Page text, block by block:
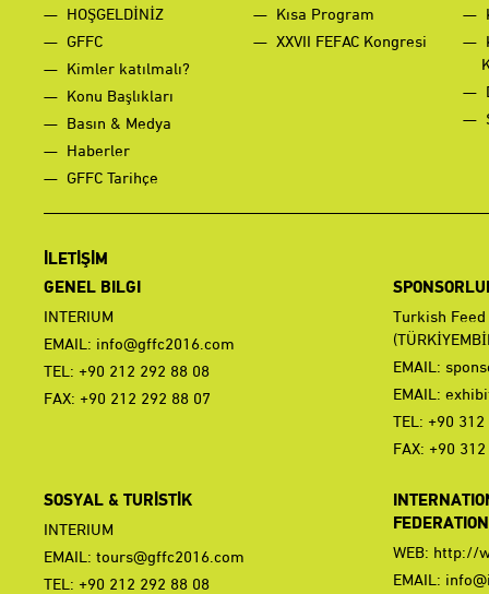
HOŞGELDİNİZ
GFFC
Kimler katılmalı?
Konu Başlıkları
Basın & Medya
Haberler
GFFC Tarihçe
Kısa Program
XXVII FEFAC Kongresi
İLETİŞİM
GENEL BILGI
INTERIUM
EMAIL: info@gffc2016.com
TEL: +90 212 292 88 08
FAX: +90 212 292 88 07
Turkish
EMAIL:
EMAIL:
TEL: +90
FAX: +90
SOSYAL & TURİSTİK
INTERIUM
EMAIL: tours@gffc2016.com
TEL: +90 212 292 88 08
WEB: http://
EMAIL: